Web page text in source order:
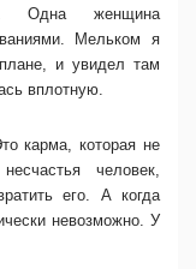
Одна женщина
Мельком я
и увидел там
вплотную.
карма, которая не
человек,
его. А когда
невозможно. У